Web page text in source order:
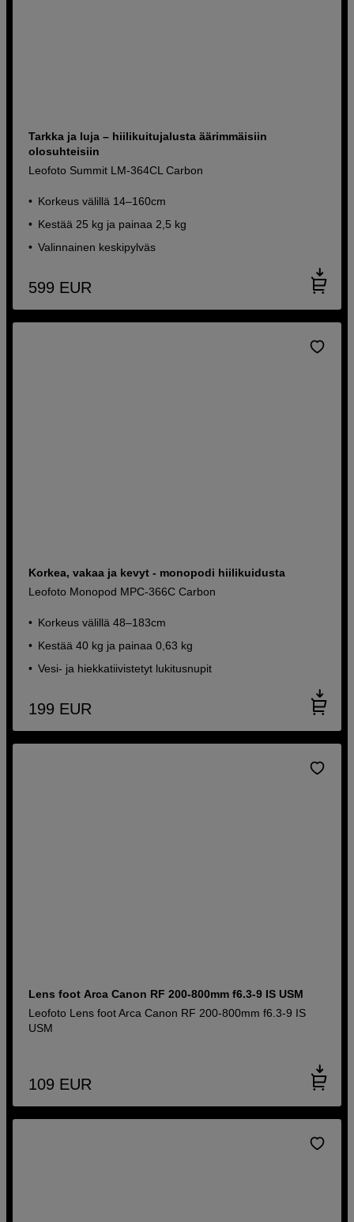
Tarkka ja luja – hiilikuitujalusta äärimmäisiin
olosuhteisiin
Leofoto Summit LM-364CL Carbon
Korkeus välillä 14–160cm
Kestää 25 kg ja painaa 2,5 kg
Valinnainen keskipylväs
599 EUR
Korkea, vakaa ja kevyt - monopodi hiilikuidusta
Leofoto Monopod MPC-366C Carbon
Korkeus välillä 48–183cm
Kestää 40 kg ja painaa 0,63 kg
Vesi- ja hiekkatiivistetyt lukitusnupit
199 EUR
Lens foot Arca Canon RF 200-800mm f6.3-9 IS USM
Leofoto Lens foot Arca Canon RF 200-800mm f6.3-9 IS
USM
109 EUR